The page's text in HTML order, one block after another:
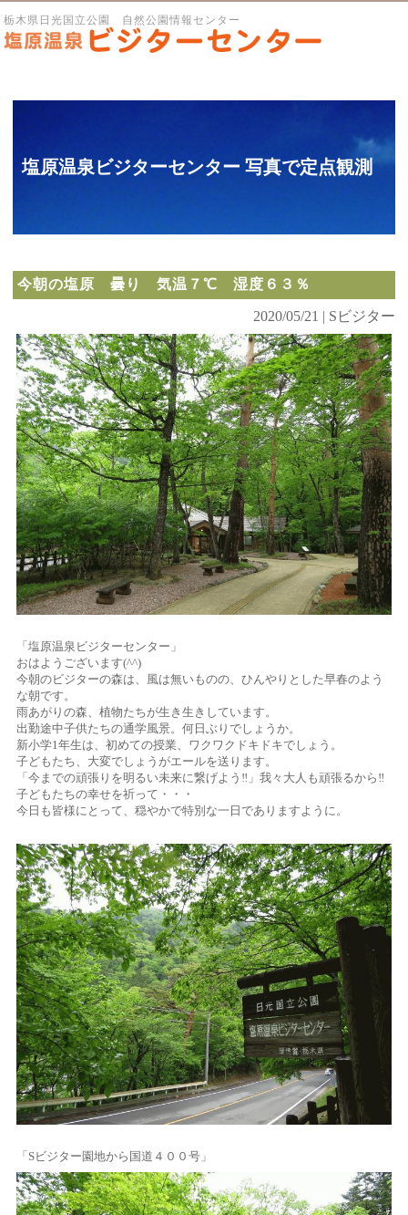
栃木県日光国立公園 自然公園情報センター
塩原温泉ビジターセンター 写真で定点観測
今朝の塩原 曇り 気温７℃ 湿度６３％
2020/05/21 | Sビジター
「塩原温泉ビジターセンター」
おはようございます(^^)
今朝のビジターの森は、風は無いものの、ひんやりとした早春のよう
な朝です。
雨あがりの森、植物たちが生き生きしています。
出勤途中子供たちの通学風景。何日ぶりでしょうか。
新小学1年生は、初めての授業、ワクワクドキドキでしょう。
子どもたち、大変でしょうがエールを送ります。
「今までの頑張りを明るい未来に繋げよう‼」我々大人も頑張るから‼
子どもたちの幸せを祈って・・・
今日も皆様にとって、穏やかで特別な一日でありますように。
「Sビジター園地から国道４００号」